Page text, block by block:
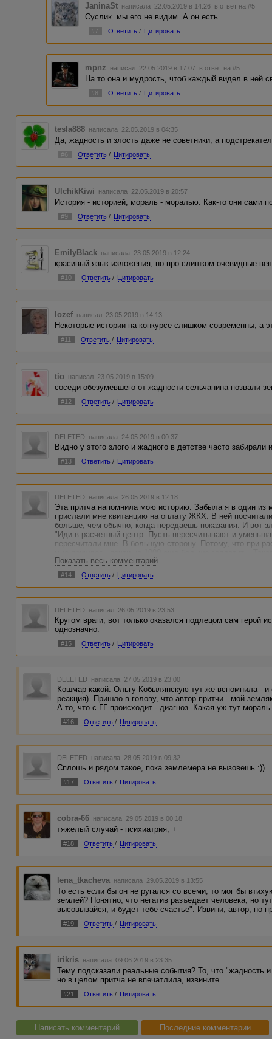
JaninaSt написала 22.05.2019 в 14:26 в ответ на #5
Суслик. мы его не видим. А он есть.
#7 Ответить / Цитировать
mpnz написал 22.05.2019 в 17:07 в ответ на #5
На то она и мудрость, чтоб каждый видел в ней
#8 Ответить / Цитировать
tesla888 написала 22.05.2019 в 04:35
Да, жадность и злость даже не советники, а
#6 Ответить / Цитировать
UlchikKiwi написала 22.05.2019 в 20:57
История - историей, мораль - моралью. Как-то они сами
#9 Ответить / Цитировать
EmilyBlack написала 23.05.2019 в 12:24
красивый язык изложения, но про слишком очевидные
#10 Ответить / Цитировать
Iozef написал 23.05.2019 в 14:13
Некоторые истории на конкурсе слишком современны, а
#11 Ответить / Цитировать
tio написал 23.05.2019 в 15:09
соседи обезумевшего от жадности сельчанина позвали
#12 Ответить / Цитировать
DELETED написала 24.05.2019 в 00:37
Видно у этого злого и жадного в детстве часто забирали
#13 Ответить / Цитировать
DELETED написала 26.05.2019 в 12:18
Эта притча напомнила мою историю. Забыла я в один из
прислали мне квитанцию на оплату ЖКХ. В ней
больше, чем обычно, когда передаешь показания. И вот
"Иди в расчетный центр. Пусть пересчитывают и
пересчитали мне. В большую сторону. Потому, что при
Показать весь комментарий
#14 Ответить / Цитировать
DELETED написал 26.05.2019 в 23:53
Кругом враги, вот только оказался подлецом сам герой
однозначно.
#15 Ответить / Цитировать
DELETED написала 27.05.2019 в 23:00
Кошмар какой. Ольгу Кобылянскую тут же вспомнила -
реакция). Пришло в голову, что автор притчи - мой
А то, что с ГГ происходит - диагноз. Какая уж тут
#16 Ответить / Цитировать
DELETED написала 28.05.2019 в 09:32
Сплошь и рядом такое, пока землемера не вызовешь :))
#17 Ответить / Цитировать
cobra-66 написала 29.05.2019 в 00:18
тяжелый случай - психиатрия, +
#18 Ответить / Цитировать
lena_tkacheva написала 29.05.2019 в 13:55
То есть если бы он не ругался со всеми, то мог бы
землей? Понятно, что негатив разъедает человека, но
высовывайся, и будет тебе счастье". Извини, автор, но
#19 Ответить / Цитировать
irikris написала 09.06.2019 в 23:35
Тему подсказали реальные события? То, что "жадность
но в целом притча не впечатлила, извините.
#21 Ответить / Цитировать
Написать комментарий Последние комментарии